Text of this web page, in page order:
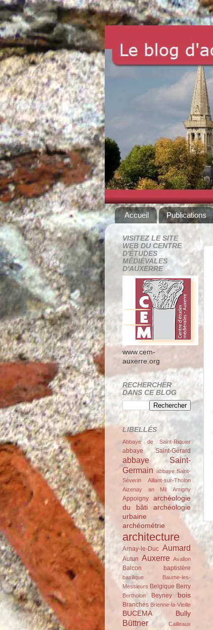
Accueil Publications
VISITEZ LE SITE
WEB DU CENTRE
D'ÉTUDES
MÉDIÉVALES
D'AUXERRE
www.cem-
auxerre.org
RECHERCHER
DANS CE BLOG
LIBELLÉS
Abbaye de Saint-Riquier
abbaye Saint-Gérard
abbaye Saint-
Germain abbaye Saint-
Séverin
Aillant-sur-Tholon
Aizenay
an Mil Antigny
Appoigny
archéologie
du bâti
archéologie
urbaine
archéométrie
architecture
Arnay-le-Duc Aumard
Autun Auxerre Avallon
Balcon baptistère
basilique
Baume-les-
Messieurs Belgique Berry
Bertholon Beyney bois
Branches Brienne-la-Vieille
BUCEMA Bully
Büttner Cailleaux